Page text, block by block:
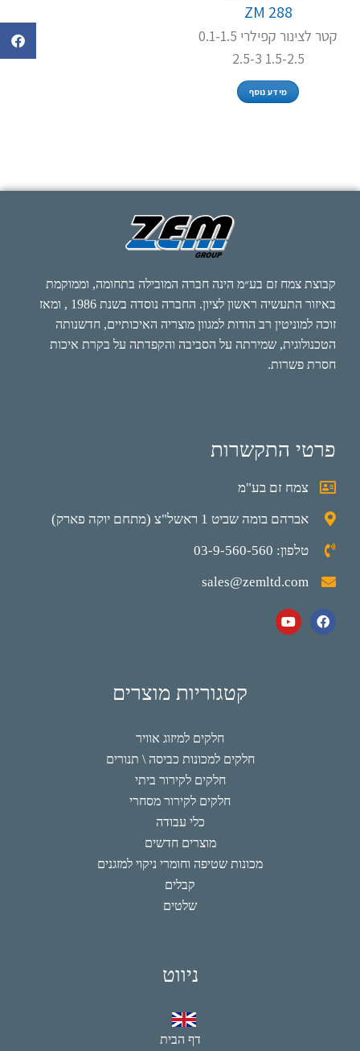
ZM 288
קטר לצינור קפילרי 0.1-1.5
1.5-2.5 2.5-3
מידע נוסף
קבוצת צמח זם בע״מ הינה חברה המובילה בתחומה, וממוקמת
באיזור התעשיה ראשון לציון. החברה נוסדה בשנת 1986 , ומאז
זוכה למוניטין רב הודות למגוון מוצריה האיכותיים, חדשנותה
הטכנולוגית, שמירתה על הסביבה והקפדתה על בקרת איכות
חסרת פשרות.
פרטי התקשרות
צמח זם בע"מ
אברהם בומה שביט 1 ראשל"צ (מתחם יוקה פארק)
טלפון: 03-9-560-560
sales@zemltd.com
קטגוריות מוצרים
חלקים למיזוג אוויר
חלקים למכונות כביסה \ תנורים
חלקים לקירור ביתי
חלקים לקירור מסחרי
כלי עבודה
מוצרים חדשים
מכונות שטיפה וחומרי ניקוי למזגנים
קבלים
שלטים
ניווט
דף הבית